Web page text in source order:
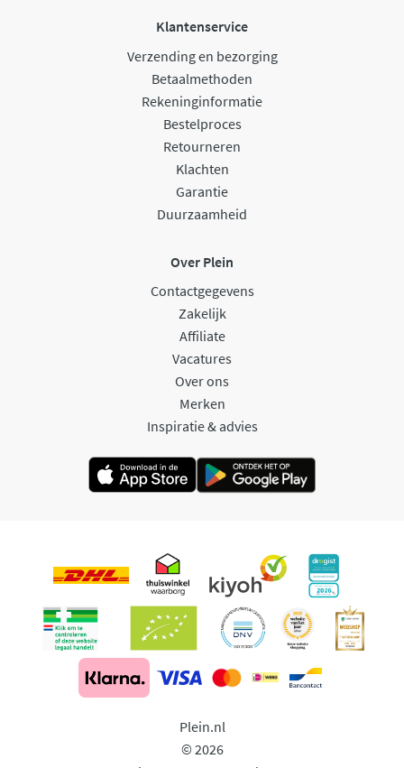
Klantenservice
Verzending en bezorging
Betaalmethoden
Rekeninginformatie
Bestelproces
Retourneren
Klachten
Garantie
Duurzaamheid
Over Plein
Contactgegevens
Zakelijk
Affiliate
Vacatures
Over ons
Merken
Inspiratie & advies
Plein.nl
© 2026